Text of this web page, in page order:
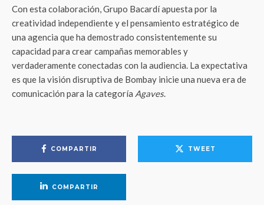
Con esta colaboración, Grupo Bacardí apuesta por la
creatividad independiente y el pensamiento estratégico de
una agencia que ha demostrado consistentemente su
capacidad para crear campañas memorables y
verdaderamente conectadas con la audiencia. La expectativa
es que la visión disruptiva de Bombay inicie una nueva era de
comunicación para la categoría Agaves.
COMPARTIR TWEET
COMPARTIR